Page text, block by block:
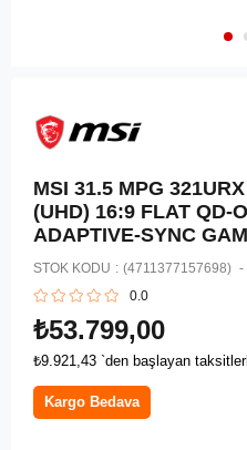
MSI 31.5 MPG
(UHD) 16:9 FLAT QD-
ADAPTIVE-SYNC
STOK KODU (4711377157698)
0.0
₺53.799,00
₺9.921,43 `den başlayan
Kargo Bedava